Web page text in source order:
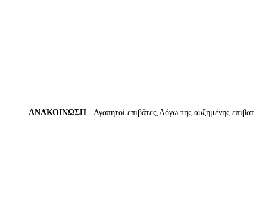
ΑΝΑΚΟΙΝΩΣΗ- Αγαπητοί επιβάτες,Λόγω της αυξημένης